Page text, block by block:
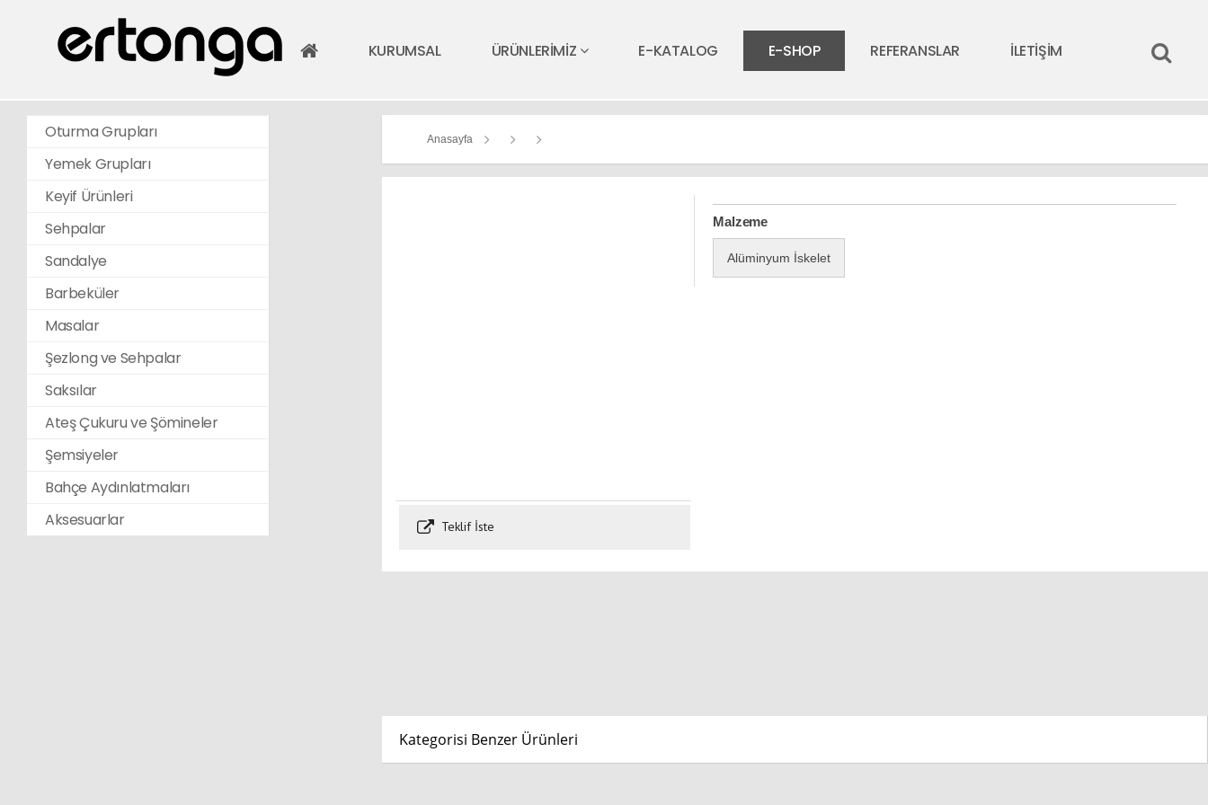
KURUMSAL ÜRÜNLERİMİZ E-KATALOG E-SHOP REFERANSLAR İLETİŞİM
Oturma Grupları
Yemek Grupları
Keyif Ürünleri
Sehpalar
Sandalye
Barbeküler
Masalar
Şezlong ve Sehpalar
Saksılar
Ateş Çukuru ve Şömineler
Şemsiyeler
Bahçe Aydınlatmaları
Aksesuarlar
Anasayfa
Teklif İste
Malzeme
Alüminyum İskelet
Kategorisi Benzer Ürünleri